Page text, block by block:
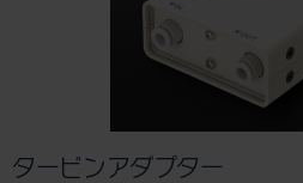
タービンアダプター